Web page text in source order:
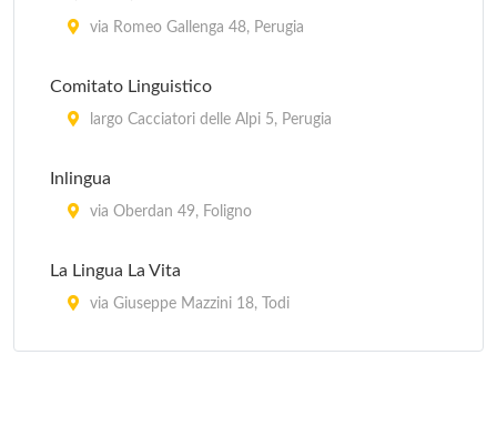
via Romeo Gallenga 48, Perugia
Comitato Linguistico
largo Cacciatori delle Alpi 5, Perugia
Inlingua
via Oberdan 49, Foligno
La Lingua La Vita
via Giuseppe Mazzini 18, Todi